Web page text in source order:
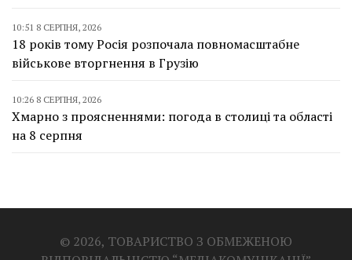
10:51 8 СЕРПНЯ, 2026
18 років тому Росія розпочала повномасштабне
військове вторгнення в Грузію
10:26 8 СЕРПНЯ, 2026
Хмарно з проясненнями: погода в столиці та області
на 8 серпня
© 2026, ТОВАРИСТВО З ОБМЕЖЕНОЮ